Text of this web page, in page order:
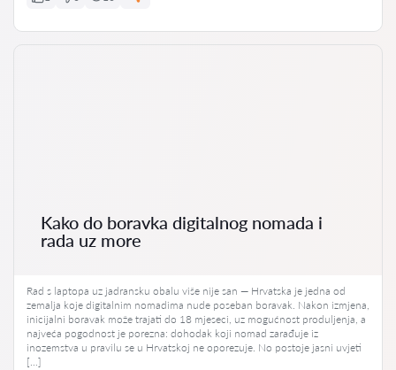
Kako do boravka digitalnog nomada i
rada uz more
Rad s laptopa uz jadransku obalu više nije san — Hrvatska je jedna od
zemalja koje digitalnim nomadima nude poseban boravak. Nakon izmjena,
inicijalni boravak može trajati do 18 mjeseci, uz mogućnost produljenja, a
najveća pogodnost je porezna: dohodak koji nomad zarađuje iz
inozemstva u pravilu se u Hrvatskoj ne oporezuje. No postoje jasni uvjeti
[…]